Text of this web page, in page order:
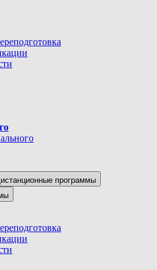
программы